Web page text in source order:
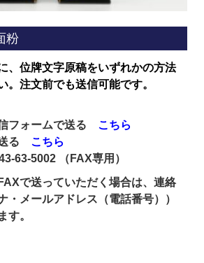
粉
、位牌文字原稿をいずれかの方法
。注文前でも送信可能です。
フォームで送る こちら
送る こちら
63-5002 （FAX専用）
FAXで送っていただく場合は、連絡
・メールアドレス（電話番号））
す。